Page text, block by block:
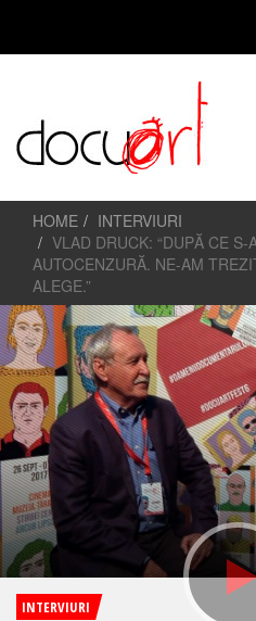
HOME
INTERVIURI
VLAD DRUCK: “DUPĂ CE
AUTOCENZURĂ. NE-AM
ALEGE.”
INTERVIURI